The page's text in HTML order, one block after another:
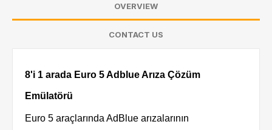
OVERVIEW
CONTACT US
8'i 1 arada Euro 5 Adblue Arıza Çözüm
Emülatörü
Euro 5 araçlarında AdBlue arızalarının